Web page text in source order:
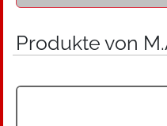
gleichzeitig flexibler
Sowohl Beratung
individuellen
Produkte von